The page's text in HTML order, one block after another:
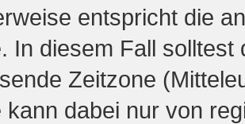
entspricht die
In diesem Fall solltest
Zeitzone
kann dabei nur von